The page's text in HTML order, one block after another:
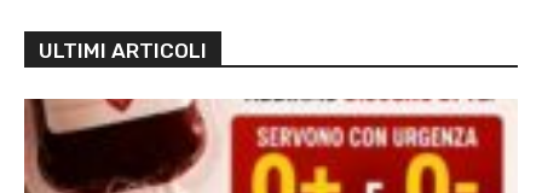
ULTIMI ARTICOLI